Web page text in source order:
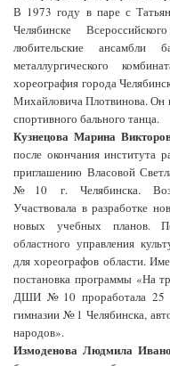
В 1973 году в паре с
Челябинске
любительские ансамбли
металлургического
хореография города
Михайловича Плотвинова. Он
спортивного бального танца.
Кузнецова Марина
после окончания института
приглашению Власовой
№10 г. Челябинска.
Участвовала в разработке
новых учебных планов.
областного управления
для хореографов области.
постановка программы «На
ДШИ №10 проработала 25
гимназии №1 Челябинска,
народов».
Измоденова Людмила